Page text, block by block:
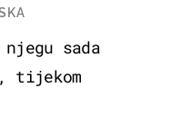
sada
tijekom